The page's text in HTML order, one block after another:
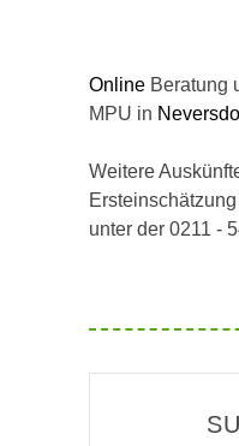
Online Beratung
MPU in
Weitere
unter der 0211 -